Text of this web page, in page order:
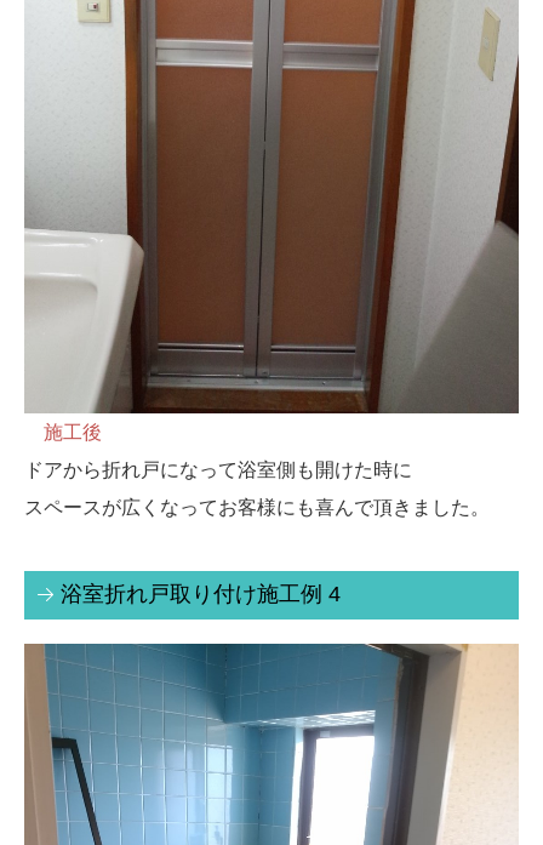
施工後
ドアから折れ戸になって浴室側も開けた時に
スペースが広くなってお客様にも喜んで頂きました。
浴室折れ戸取り付け施工例 4